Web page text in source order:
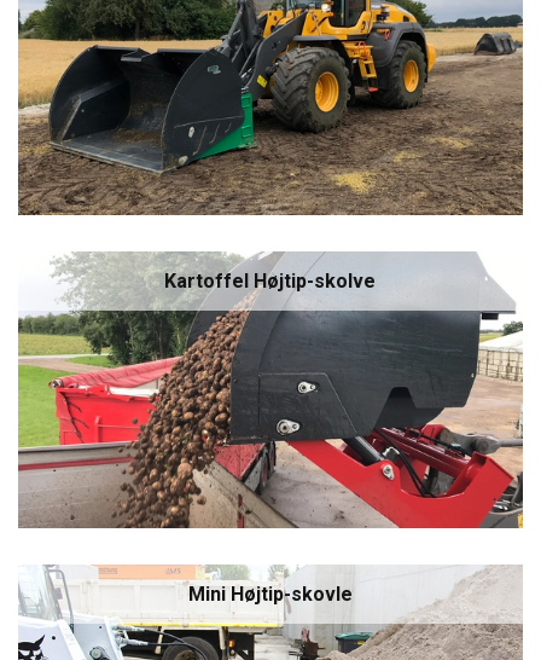
Kartoffel Højtip-skolve
Mini Højtip-skovle